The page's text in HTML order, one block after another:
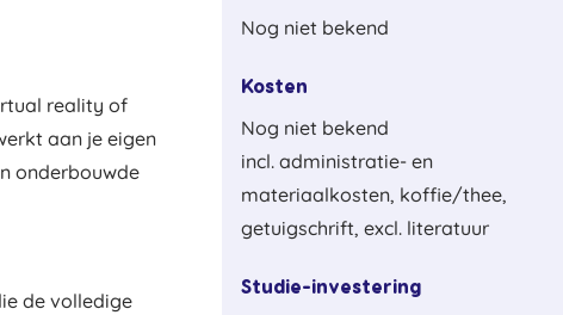
reality of
aan je eigen
onderbouwde
de volledige
Nog niet bekend
Kosten
Nog niet bekend
incl. administratie- en
materiaalkosten, koffie/thee,
getuigschrift, excl. literatuur
Studie-investering